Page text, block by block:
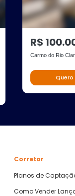
R$
Carmo do Rio
Quero
Corretor
Planos de
Como Vender